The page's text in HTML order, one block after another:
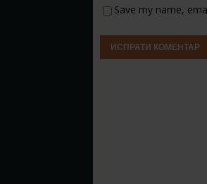
Save my name,